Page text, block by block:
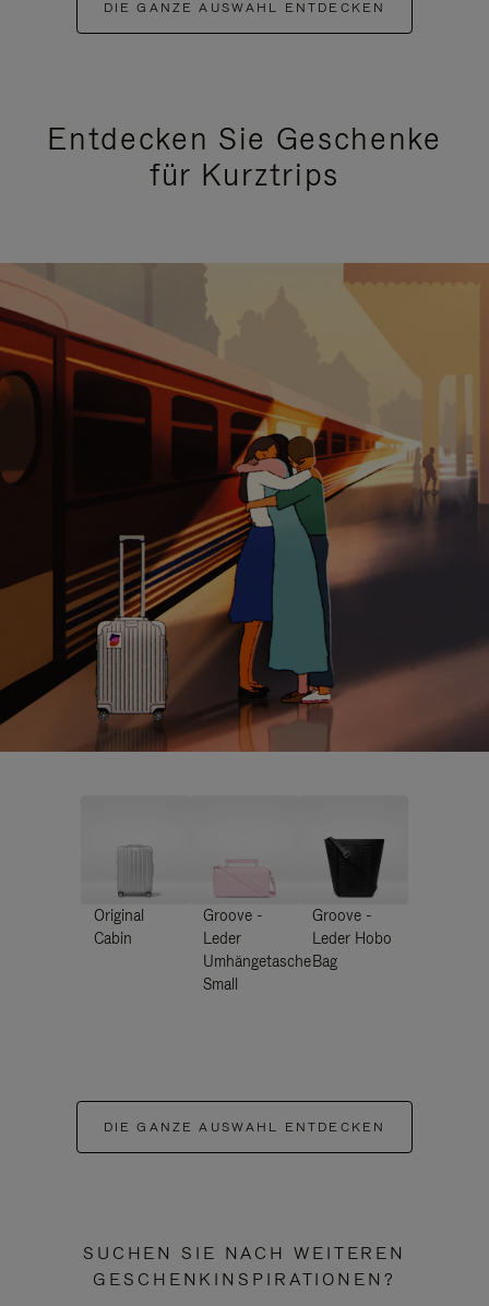
DIE GANZE AUSWAHL ENTDECKEN
Entdecken Sie Geschenke
für Kurztrips
Original
Cabin
Groove -
Leder
Umhängetasche
Small
Groove -
Leder Hobo
Bag
DIE GANZE AUSWAHL ENTDECKEN
SUCHEN SIE NACH WEITEREN
GESCHENKINSPIRATIONEN?